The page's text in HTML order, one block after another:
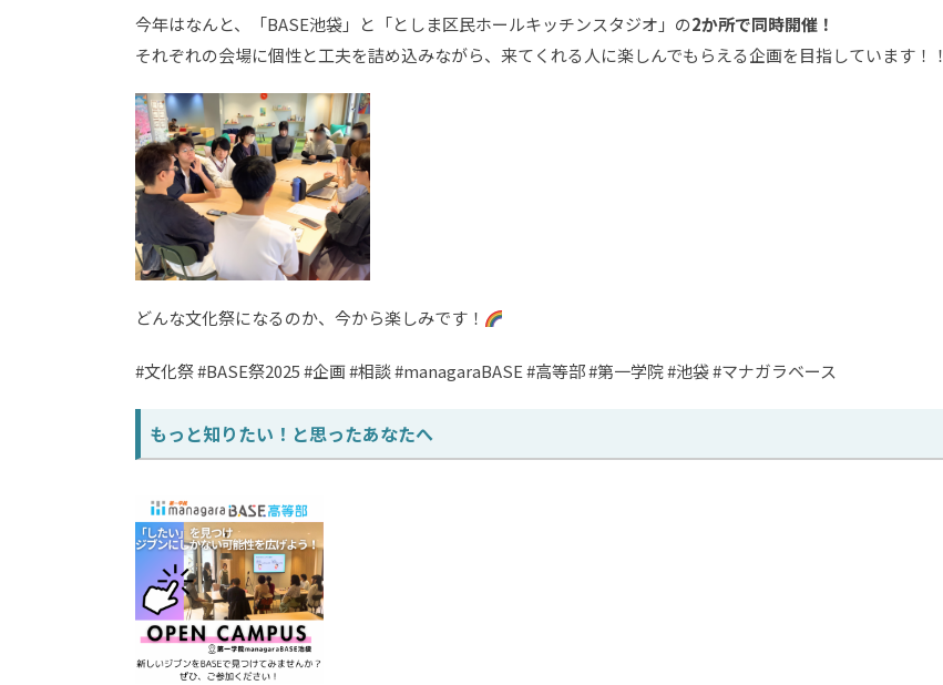
今年はなんと、「BASE池袋」と「としま区民ホールキッチンスタジオ」の2か所で同時開催！
それぞれの会場に個性と工夫を詰め込みながら、来てくれる人に楽しんでもらえる企画を目指しています！！
どんな文化祭になるのか、今から楽しみです！
#文化祭 #BASE祭2025 #企画 #相談 #managaraBASE #高等部 #第一学院 #池袋 #マナガラベース
もっと知りたい！と思ったあなたへ